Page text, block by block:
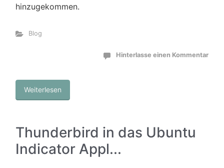
hinzugekommen.
Blog
Hinterlasse einen Kommentar
Weiterlesen
Thunderbird in das Ubuntu
Indicator Appl...